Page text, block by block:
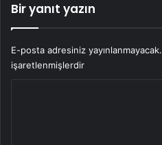
Bir yanıt yazın
E-posta adresiniz yayınlanmayacak.
işaretlenmişlerdir